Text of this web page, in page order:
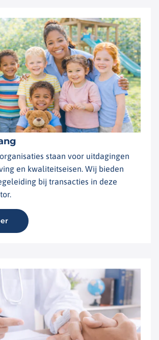
staan voor uitdagingen
en kwaliteitseisen. Wij bieden
bij transacties in deze